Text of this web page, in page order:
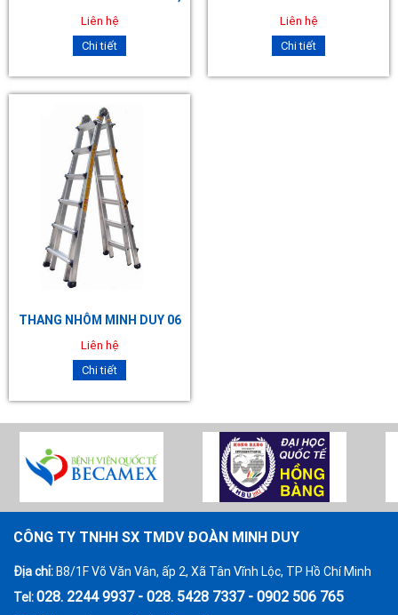
Liên hệ
Chi tiết
Liên hệ
Chi tiết
THANG NHÔM MINH DUY 06
Liên hệ
Chi tiết
CÔNG TY TNHH SX TMDV ĐOÀN MINH DUY
Địa chỉ: B8/1F Võ Văn Vân, ấp 2, Xã Tân Vĩnh Lộc, TP Hồ Chí Minh
Tel:028. 2244 9937 - 028. 5428 7337 - 0902 506 765